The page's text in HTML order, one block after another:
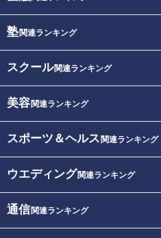
塾関連ランキング
スクール関連ランキング
美容関連ランキング
スポーツ＆ヘルス 関連ランキング
ウエディング関連ランキング
通信関連ランキング